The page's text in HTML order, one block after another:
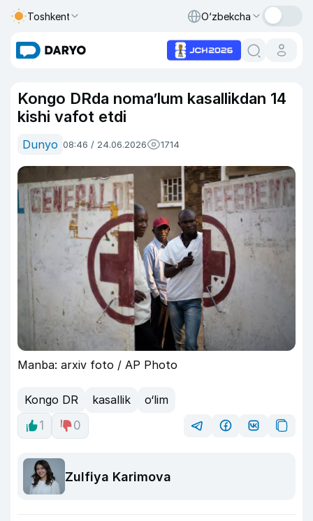
Toshkent O‘zbekcha
Kongo DRda noma’lum kasallikdan 14
kishi vafot etdi
Dunyo 08:46 / 24.06.2026 1714
Manba: arxiv foto / AP Photo
Kongo DR kasallik
o‘lim
1
0
Zulfiya Karimova